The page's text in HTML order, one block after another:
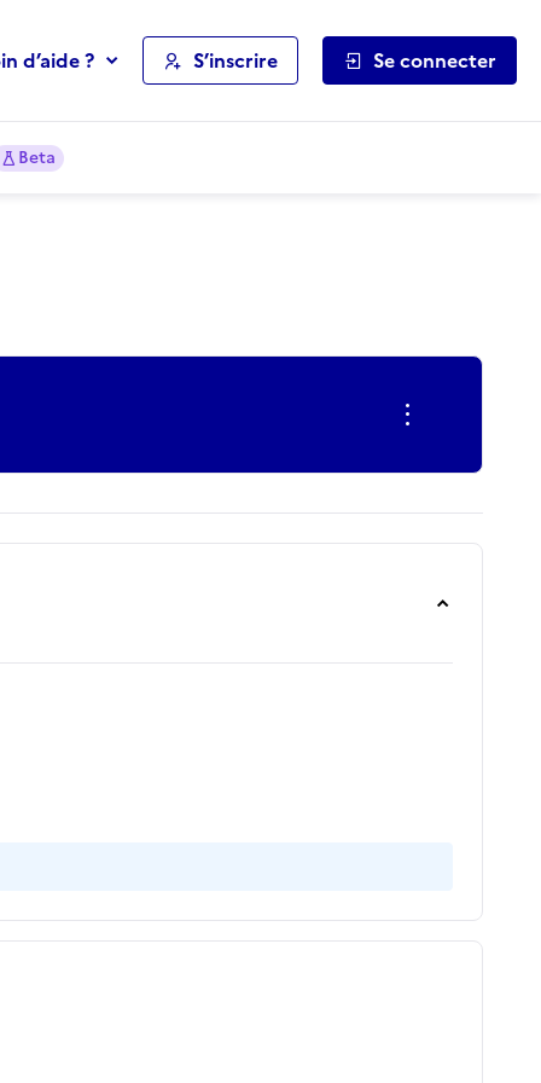
d’aide ? S’inscrire Se connecter
Beta